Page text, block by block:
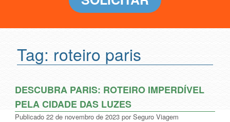
Tag: roteiro paris
DESCUBRA PARIS: ROTEIRO IMPERDÍVEL
PELA CIDADE DAS LUZES
Publicado 22 de novembro de 2023 por Seguro Viagem